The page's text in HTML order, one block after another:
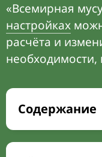
«Всемирная
настройках
расчёта и
Содержание
Время намаза